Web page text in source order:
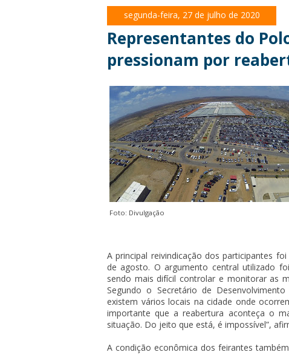
segunda-feira, 27 de julho de 2020
Representantes do
pressionam por
Foto: Divulgação
A principal reivindicação dos participantes
de agosto. O argumento central utilizado
sendo mais difícil controlar e monitorar as
Segundo o Secretário de
existem vários locais na cidade onde
importante que a reabertura aconteça o
situação. Do jeito que está, é impossível”,
A condição econômica dos feirantes